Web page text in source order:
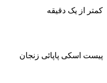
کمتر از یک دقیقه
پیست اسکی پاپائی زنجان